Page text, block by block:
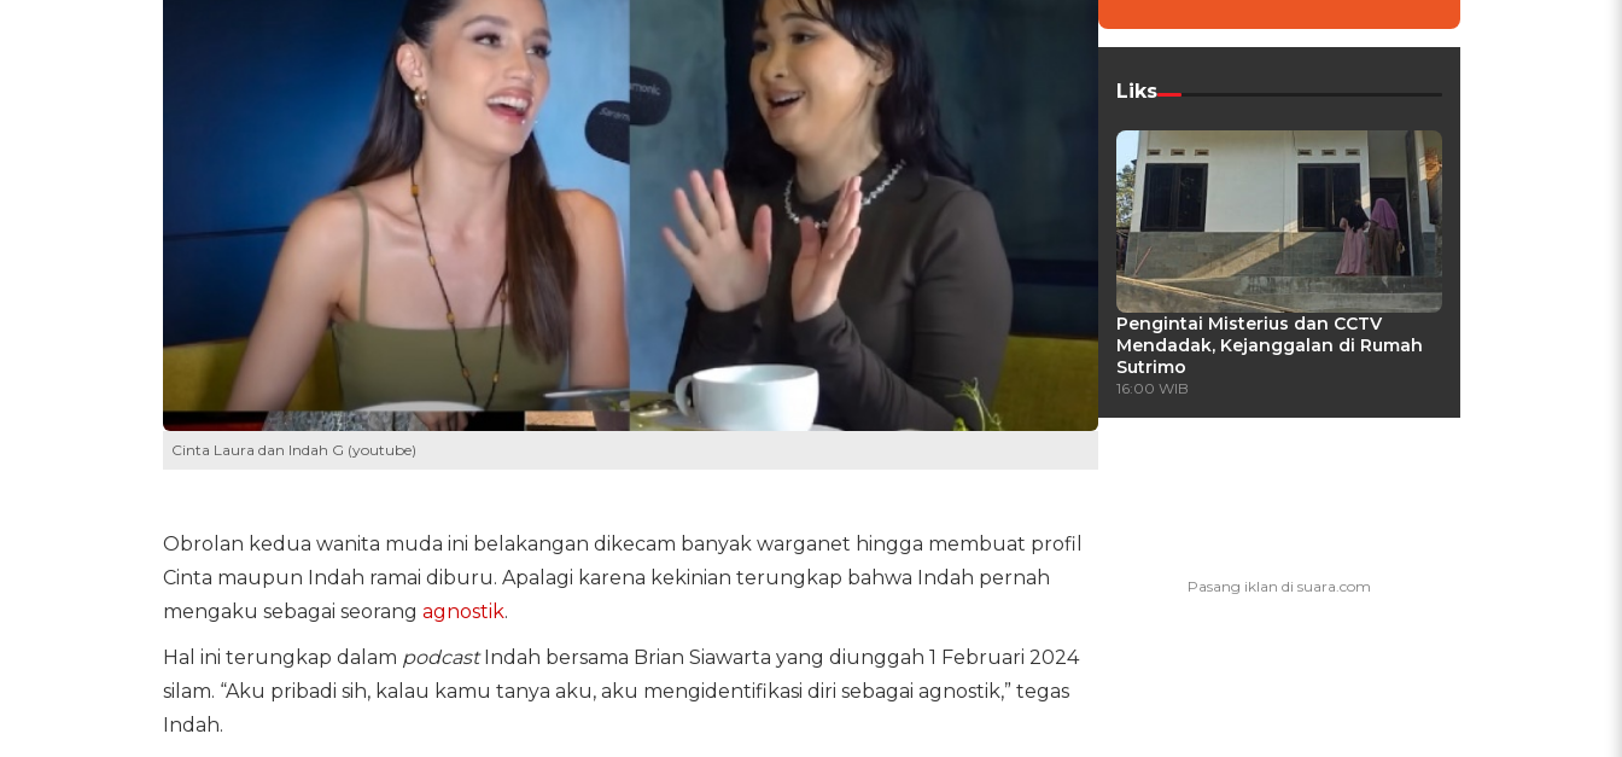
Cinta Laura dan Indah G (youtube)
Obrolan kedua wanita muda ini belakangan dikecam banyak warganet hingga membuat profil
Cinta maupun Indah ramai diburu. Apalagi karena kekinian terungkap bahwa Indah pernah
mengaku sebagai seorang agnostik.
Hal ini terungkap dalam podcastIndah bersama Brian Siawarta yang diunggah 1 Februari 2024
silam. “Aku pribadi sih, kalau kamu tanya aku, aku mengidentifikasi diri sebagai agnostik,” tegas
Indah.
Liks
Pengintai Misterius dan CCTV
Mendadak, Kejanggalan di Rumah
Sutrimo
16:00 WIB